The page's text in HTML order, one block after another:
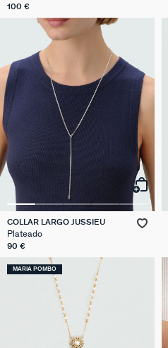
100 €
COLLAR LARGO JUSSIEU
Plateado
90 €
MARIA POMBO